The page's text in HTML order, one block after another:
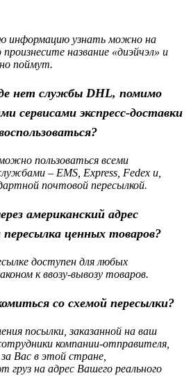
информацию узнать можно на
название «диэйчэл» и
поймут.
нет службы DHL, помимо
сервисами экспресс-доставки
пользоваться всеми
– EMS, Express, Fedex и,
почтовой пересылкой.
американский адрес
ценных товаров?
доступен для любых
к ввозу-вывозу товаров.
со схемой пересылки?
посылки, заказанной на ваш
компании-отправителя,
Вас в этой стране,
груз на адрес Вашего реального